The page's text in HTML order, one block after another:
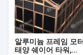
알루미늄 프레임 모터
태양 쉐이어 타워,